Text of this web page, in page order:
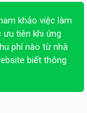
khảo việc làm
tiên khi ứng
phí nào từ nhà
biết thông